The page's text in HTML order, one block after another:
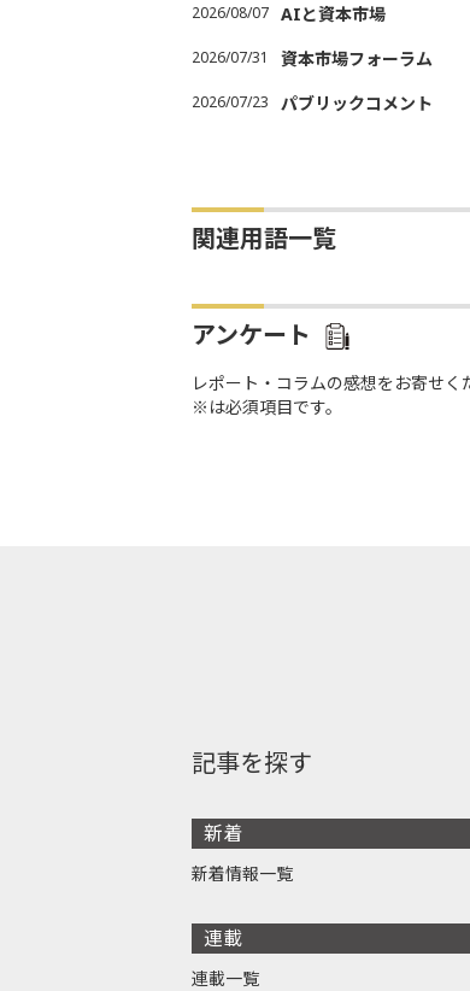
2026/08/07 AIと資本市場
2026/07/31 資本市場フォーラム
2026/07/23 パブリックコメント
関連用語一覧
アンケート
レポート・コラムの感想をお寄せく
※は必須項目です。
記事を探す
新着
新着情報一覧
連載
連載一覧